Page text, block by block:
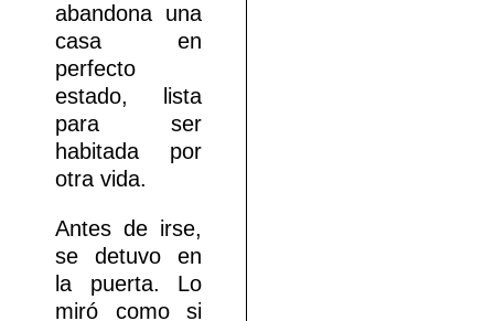
abandona una
casa en
perfecto
estado, lista
para ser
habitada por
otra vida.
Antes de irse,
se detuvo en
la puerta. Lo
miró como si